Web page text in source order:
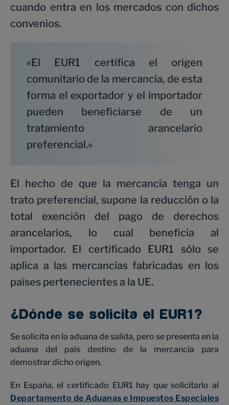
cuando entra en los mercados con dichos
convenios.
«El EUR1 certifica el origen
comunitario de la mercancía, de esta
forma el exportador y el importador
pueden beneficiarse de un
tratamiento arancelario
preferencial.»
El hecho de que la mercancía tenga un
trato preferencial, supone la reducción o la
total exención del pago de derechos
arancelarios, lo cual beneficia al
importador. El certificado EUR1 sólo se
aplica a las mercancías fabricadas en los
países pertenecientes a la UE.
¿Dónde se solicita el EUR1?
Se solicita en la aduana de salida, pero se presenta en la
aduana del país destino de la mercancía para
demostrar dicho origen.
En España, el certificado EUR1 hay que solicitarlo al
Departamento de Aduanas e Impuestos Especiales